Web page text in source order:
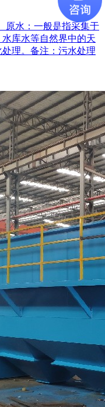
原水：一般是指采集于
库水等自然界中的天
理。备注：污水处理